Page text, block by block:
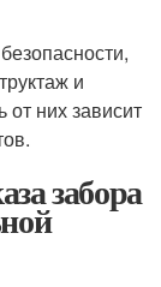
и
них зависит
забора